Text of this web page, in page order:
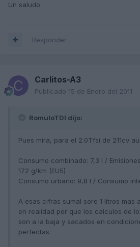
Un saludo.
Responder
Carlitos-A3
Publicado 15 de Enero del 2011
RomuloTDI dijo:
Pues mira, para el 2.0Tfsi de 211cv
Consumo combinado: 7,3 l /
172 g/km (EU5)
Consumo urbano: 9,8 l / Consumo
A esas cifras sumal sore 1 litros mas
en realidad por que los calculos de
son a la baja y sacados en
perfectas.